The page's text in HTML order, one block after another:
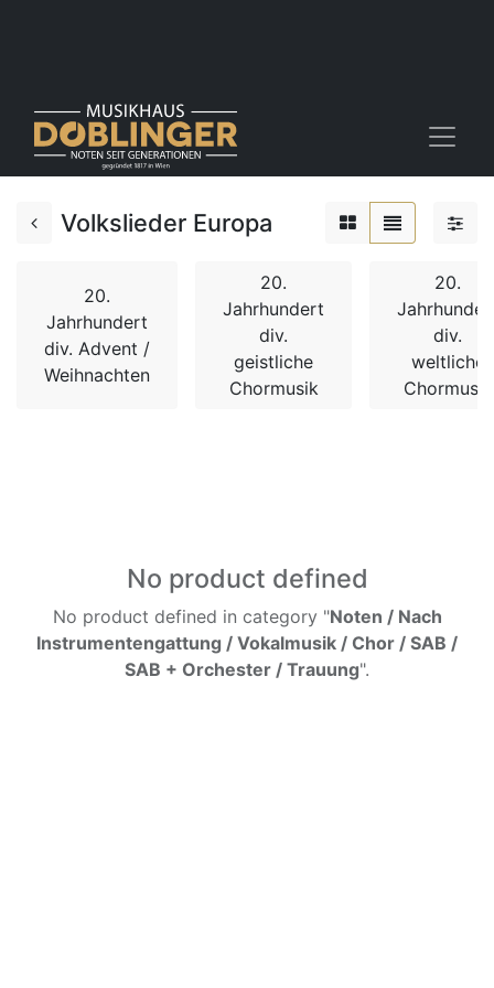
Volkslieder Europa
20.
Jahrhundert
div. Advent /
Weihnachten
20.
Jahrhundert
div.
geistliche
Chormusik
20.
div.
weltliche
Chormusik
No product defined
No product defined in category "Noten / Nach
Instrumentengattung / Vokalmusik / Chor / SAB /
SAB + Orchester / Trauung".